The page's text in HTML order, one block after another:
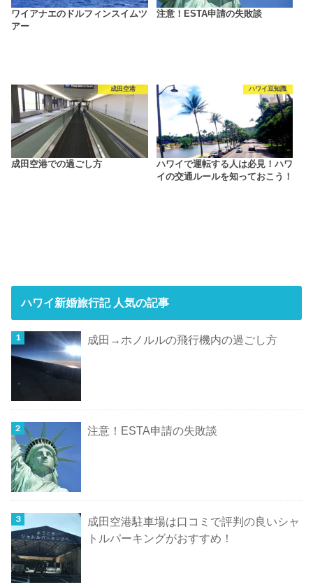
ワイアナエのドルフィンスイムツ
アー
注意！ESTA申請の失敗談
成田空港
成田空港での過ごし方
ハワイ豆知識
ハワイで運転する人は必見！ハワ
イの交通ルールを知っておこう！
ハワイ新婚旅行記 人気の記事
成田→ホノルルの飛行機内の過ごし方
注意！ESTA申請の失敗談
成田空港駐車場は口コミで評判の良いシャ
トルパーキングがおすすめ！